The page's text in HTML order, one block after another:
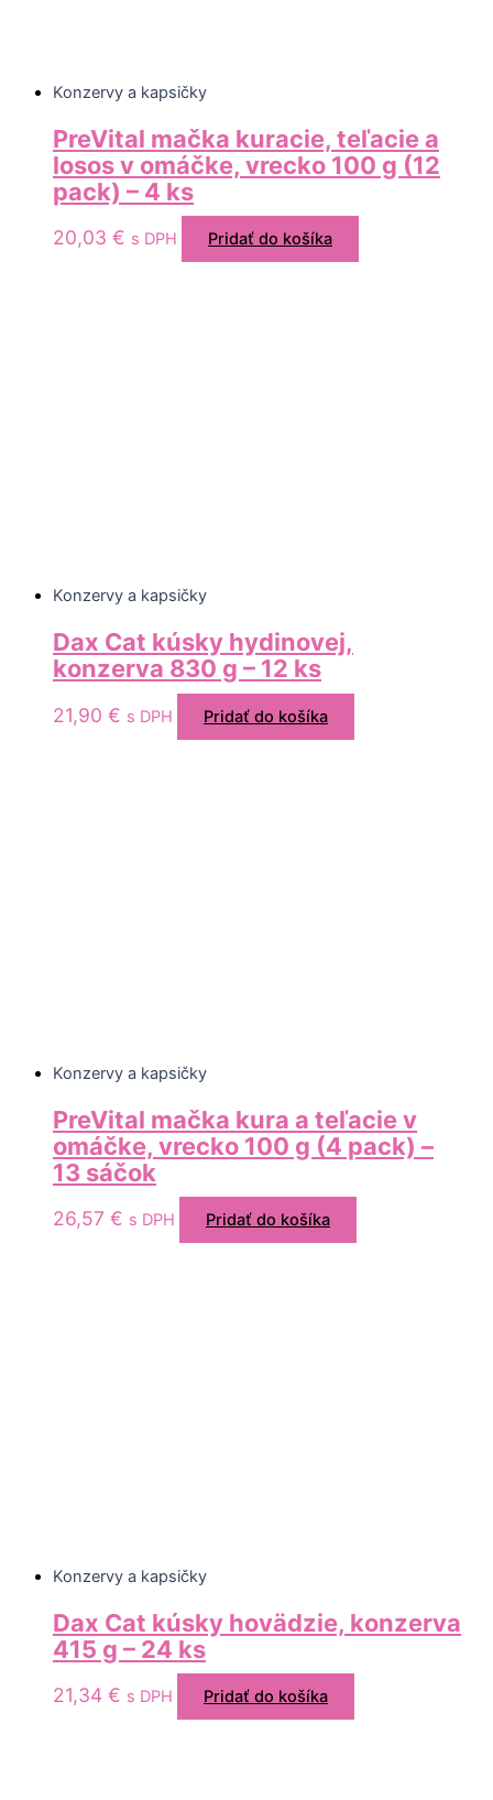
Konzervy a kapsičky
PreVital mačka kuracie, teľacie a
losos v omáčke, vrecko 100 g (12
pack) – 4 ks
20,03 € s DPH Pridať do košíka
Konzervy a kapsičky
Dax Cat kúsky hydinovej,
konzerva 830 g – 12 ks
21,90 € s DPH Pridať do košíka
Konzervy a kapsičky
PreVital mačka kura a teľacie v
omáčke, vrecko 100 g (4 pack) –
13 sáčok
26,57 € s DPH Pridať do košíka
Konzervy a kapsičky
Dax Cat kúsky hovädzie, konzerva
415 g – 24 ks
21,34 € s DPH Pridať do košíka